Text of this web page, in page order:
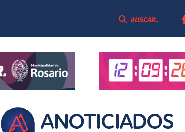
BUSCAR...